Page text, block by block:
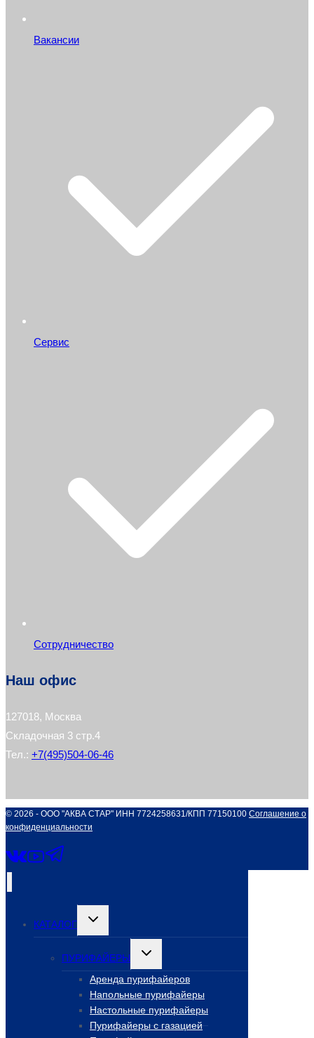
Вакансии
Сервис
Сотрудничество
Наш офис
127018, Москва
Складочная 3 стр.4
Тел.: +7(495)504-06-46
© 2026 - ООО "АКВА СТАР" ИНН 7724258631/КПП 77150100 Соглашение о
конфиденциальности
КАТАЛОГ
Переключить
меню
ПУРИФАЙЕРЫ
Переключить
меню
Аренда пурифайеров
Напольные пурифайеры
Настольные пурифайеры
Пурифайеры с газацией